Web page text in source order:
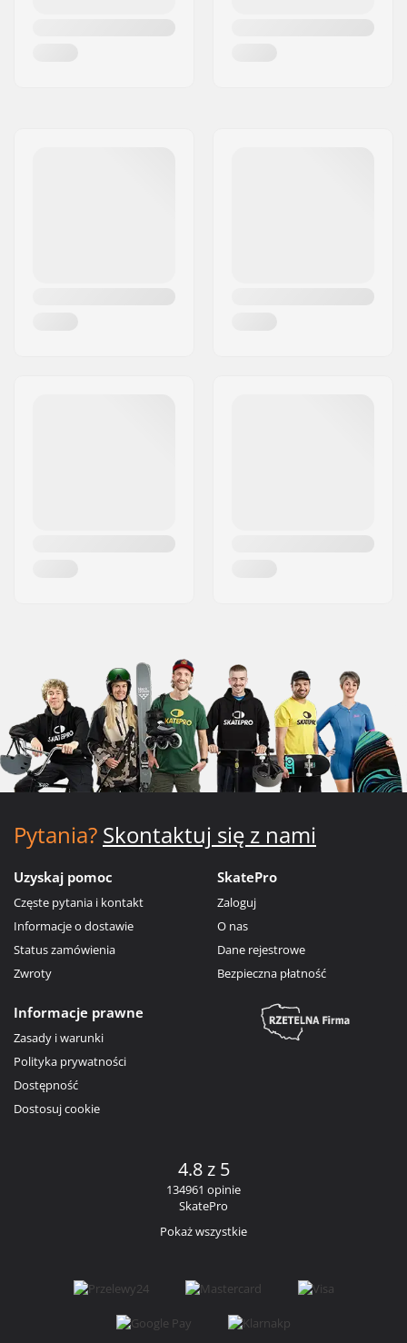
Pytania? Skontaktuj się z nami
Uzyskaj pomoc
Częste pytania i kontakt
Informacje o dostawie
Status zamówienia
Zwroty
SkatePro
Zaloguj
O nas
Dane rejestrowe
Bezpieczna płatność
Informacje prawne
Zasady i warunki
Polityka prywatności
Dostępność
Dostosuj cookie
4.8 z 5
134961 opinie
SkatePro
Pokaż wszystkie